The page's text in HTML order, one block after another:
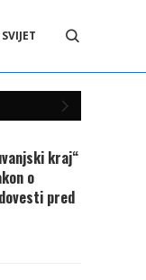
kraj“
o
pred